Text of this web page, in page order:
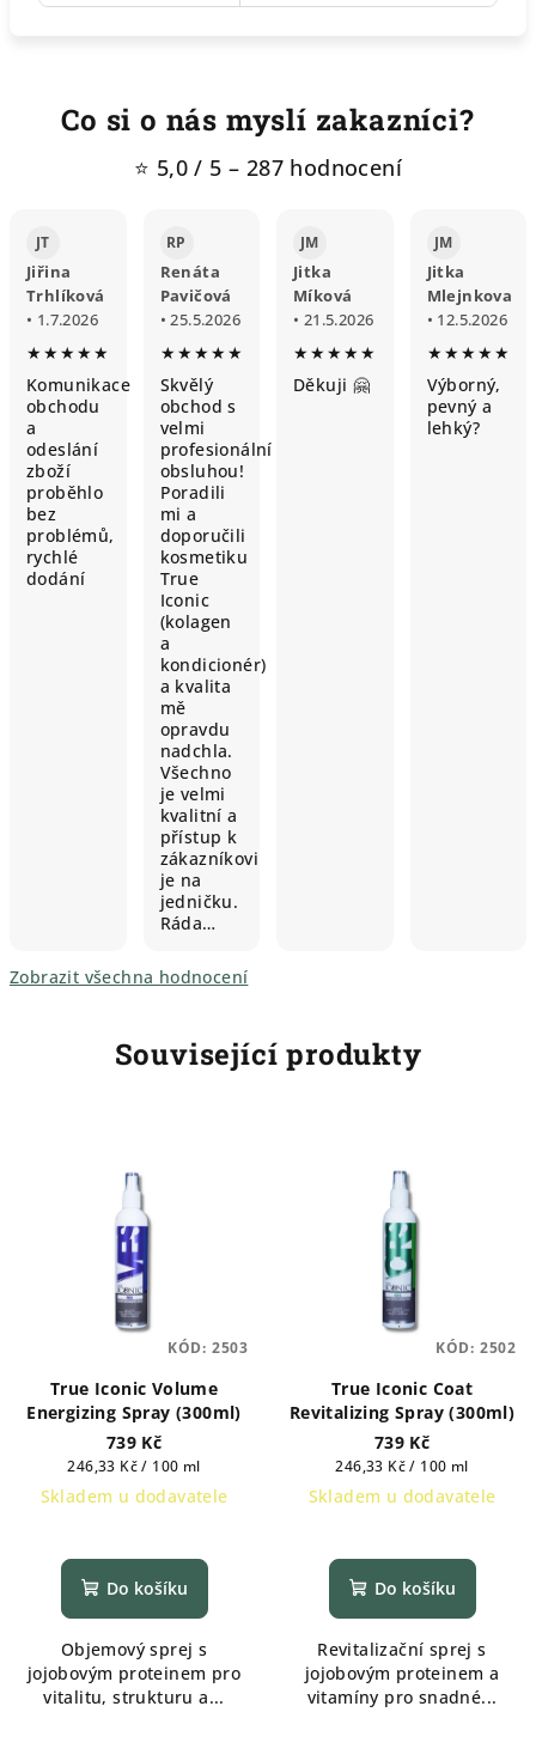
Co si o nás myslí zakazníci?
⭐ 5,0 / 5 – 287 hodnocení
JT
Jiřina
Trhlíková
• 1.7.2026
★★★★★
Komunikace
obchodu
a
odeslání
zboží
proběhlo
bez
problémů,
rychlé
dodání
RP
Renáta
Pavičová
• 25.5.2026
★★★★★
Skvělý
obchod s
velmi
profesionální
obsluhou!
Poradili
mi a
doporučili
kosmetiku
True
Iconic
(kolagen
a
kondicionér)
a kvalita
mě
opravdu
nadchla.
Všechno
je velmi
kvalitní a
přístup k
zákazníkovi
je na
jedničku.
Ráda…
JM
Jitka
Míková
• 21.5.2026
★★★★★
Děkuji 🤗
JM
Jitka
Mlejnkova
• 12.5.2026
★★★★★
Výborný,
pevný a
lehký?
Zobrazit všechna hodnocení
Související produkty
True Iconic Volume
Energizing Spray (300ml)
739 Kč
Měrná
cena:
246,33 Kč / 100 ml
Skladem u dodavatele
Do košíku
Objemový sprej s
jojobovým proteinem pro
vitalitu, strukturu a...
KÓD: 2503
True Iconic Coat
Revitalizing Spray (300ml)
739 Kč
Měrná
cena:
246,33 Kč / 100 ml
Skladem u dodavatele
Do košíku
Revitalizační sprej s
jojobovým proteinem a
vitamíny pro snadné...
KÓD: 2502